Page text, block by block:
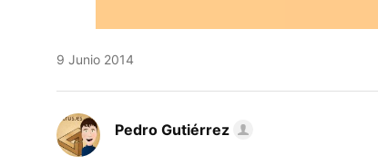
9 Junio 2014
Pedro Gutiérrez